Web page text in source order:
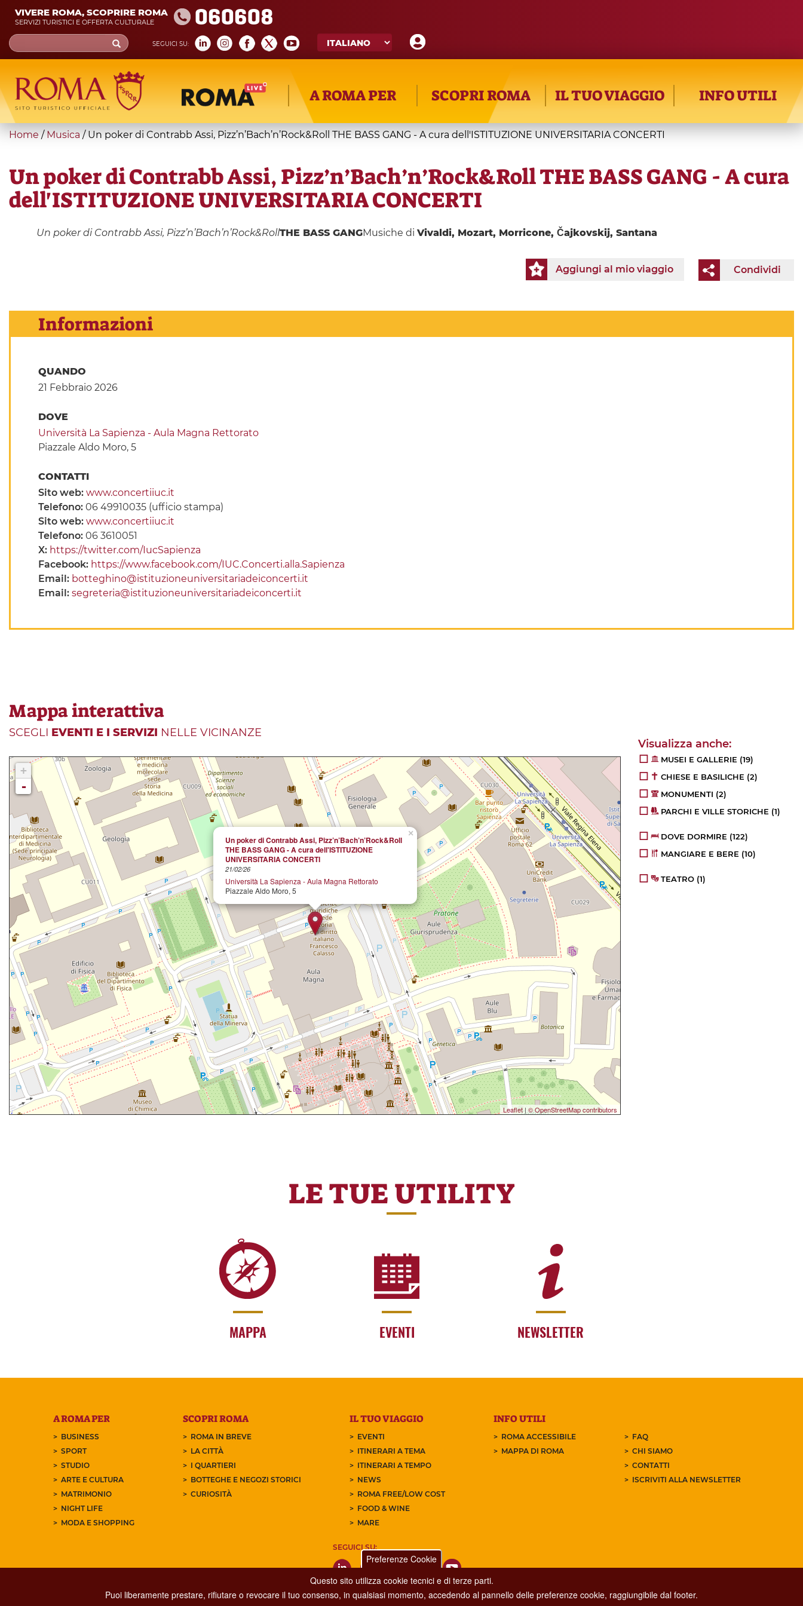
Skip
main
content
VIVERE ROMA, SCOPRIRE ROMA
SERVIZI TURISTICI E OFFERTA CULTURALE 060608
SEGUICI SU:
Search
form
Cerca
A ROMA PER SCOPRI ROMA IL TUO VIAGGIO INFO UTILI
You
here
Home / Musica / Un poker di Contrabb Assi, Pizz’n’Bach’n’Rock&Roll THE BASS GANG - A cura dell'ISTITUZIONE UNIVERSITARIA CONCERTI
Un poker di Contrabb Assi, Pizz’n’Bach’n’Rock&Roll THE BASS GANG - A cura
dell'ISTITUZIONE UNIVERSITARIA CONCERTI
Un poker di Contrabb Assi, Pizz’n’Bach’n’Rock&RollTHE BASS GANGMusiche di Vivaldi, Mozart, Morricone, Čajkovskij, Santana
Condividi
Aggiungi al mio viaggio
Informazioni
QUANDO
21 Febbraio 2026
DOVE
Università La Sapienza - Aula Magna Rettorato
Piazzale Aldo Moro, 5
CONTATTI
Sito web: www.concertiiuc.it
Telefono: 06 49910035 (ufficio stampa)
Sito web: www.concertiiuc.it
Telefono: 06 3610051
X: https://twitter.com/IucSapienza
Facebook: https://www.facebook.com/IUC.Concerti.alla.Sapienza
Email: botteghino@istituzioneuniversitariadeiconcerti.it
Email: segreteria@istituzioneuniversitariadeiconcerti.it
Mappa interattiva
SCEGLI EVENTI E I SERVIZI NELLE VICINANZE
×
Un poker di Contrabb Assi, Pizz’n’Bach’n’Rock&Roll
THE BASS GANG - A cura dell'ISTITUZIONE
UNIVERSITARIA CONCERTI
21/02/26
Università La Sapienza - Aula Magna Rettorato
Piazzale Aldo Moro, 5
+
-
Leaflet|© OpenStreetMap contributors
MUSEI E GALLERIE (19)
CHIESE E BASILICHE (2)
MONUMENTI (2)
PARCHI E VILLE STORICHE (1)
DOVE DORMIRE (122)
MANGIARE E BERE (10)
TEATRO (1)
LE TUE UTILITY
MAPPA EVENTI NEWSLETTER
A ROMA PER
BUSINESS
SPORT
STUDIO
ARTE E CULTURA
MATRIMONIO
NIGHT LIFE
MODA E SHOPPING
SCOPRI ROMA
ROMA IN BREVE
LA CITTÀ
I QUARTIERI
BOTTEGHE E NEGOZI STORICI
CURIOSITÀ
IL TUO VIAGGIO
EVENTI
ITINERARI A TEMA
ITINERARI A TEMPO
NEWS
ROMA FREE/LOW COST
FOOD & WINE
MARE
INFO UTILI
ROMA ACCESSIBILE
MAPPA DI ROMA
FAQ
CHI SIAMO
CONTATTI
ISCRIVITI ALLA NEWSLETTER
SEGUICI SU:
Preferenze Cookie
Questo sito utilizza cookie tecnici e di terze parti.
Puoi liberamente prestare, rifiutare o revocare il tuo consenso, in qualsiasi momento, accedendo al pannello delle preferenze cookie, raggiungibile dal footer.